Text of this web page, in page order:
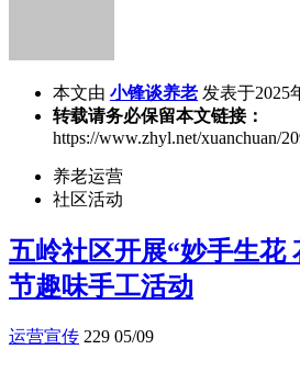
本文由 小锋谈养老 发表于2025
转载请务必保留本文链接：
https://www.zhyl.net/xuanchuan/
养老运营
社区活动
五岭社区开展“妙手生花
节趣味手工活动
运营宣传 229 05/09